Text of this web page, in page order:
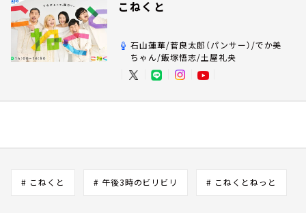
こねくと
石山蓮華/菅良太郎（パンサー）/でか美
ちゃん/飯塚悟志/土屋礼央
# こねくと # 午後3時のビリビリ # こねくとねっと